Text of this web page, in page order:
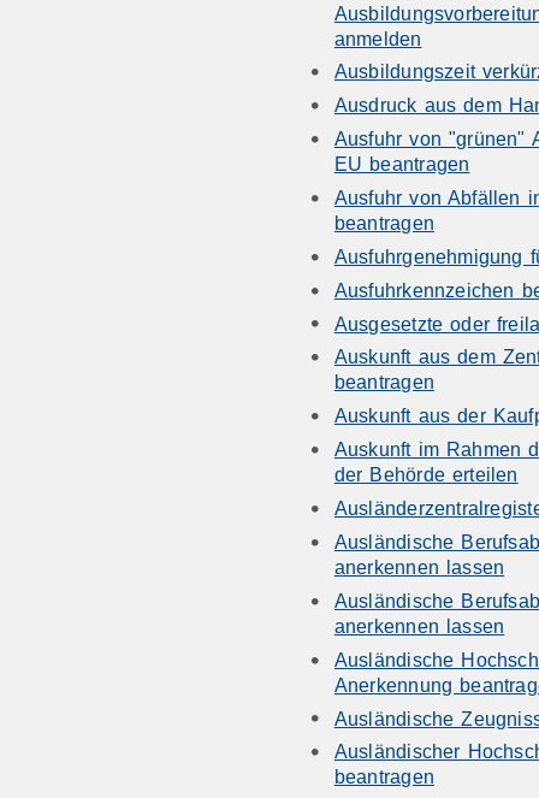
anmelden
Ausbildungszeit
Ausdruck aus dem
Ausfuhr von "grünen"
EU beantragen
Ausfuhr von Abfällen
beantragen
Ausfuhrgenehmigung
Ausfuhrkennzeichen
Ausgesetzte oder
Auskunft aus dem
beantragen
Auskunft aus der
Auskunft im Rahmen
der Behörde erteilen
Ausländische
anerkennen lassen
Ausländische
anerkennen lassen
Ausländische
Anerkennung
Ausländische
Ausländischer
beantragen